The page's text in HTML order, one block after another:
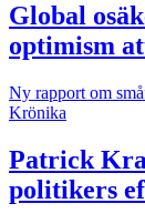
Global
optimism
Ny rapport om
Krönika
Patrick
politikers